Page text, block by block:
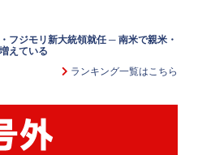
フジモリ新大統領就任 ─ 南米で親米・
えている
ランキング一覧はこちら